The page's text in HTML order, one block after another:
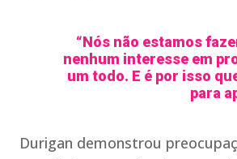
“Nós não estamos
nenhum interesse em
um todo. E é por isso
para
Durigan demonstrou